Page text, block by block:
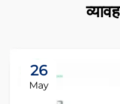
26
May